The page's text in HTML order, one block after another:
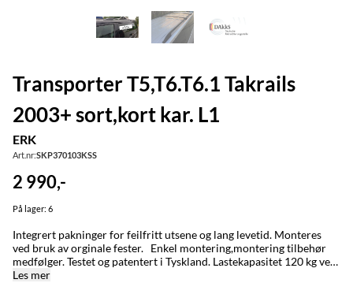
Transporter T5,T6.T6.1 Takrails
2003+ sort,kort kar. L1
ERK
Art.nr:SKP370103KSS
2 990,-
På lager: 6
Integrert pakninger for feilfritt utsene og lang levetid. Monteres
ved bruk av orginale fester. Enkel montering,montering tilbehør
medfølger. Testet og patentert i Tyskland. Lastekapasitet 120 kg ved
brukt av 2 stativer. Takstativ som passer til rails tilgjengelig på lager.
Les mer